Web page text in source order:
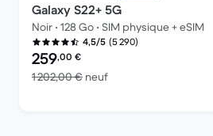
Galaxy S22+ 5G
Noir • 128 Go • SIM physique + eSIM
4,5/5 (5 290)
Prix reconditionné :
259,00 €
1 202,00 € neufcontre 1 202,00 € neuf